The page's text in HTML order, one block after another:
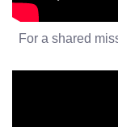
For a shared